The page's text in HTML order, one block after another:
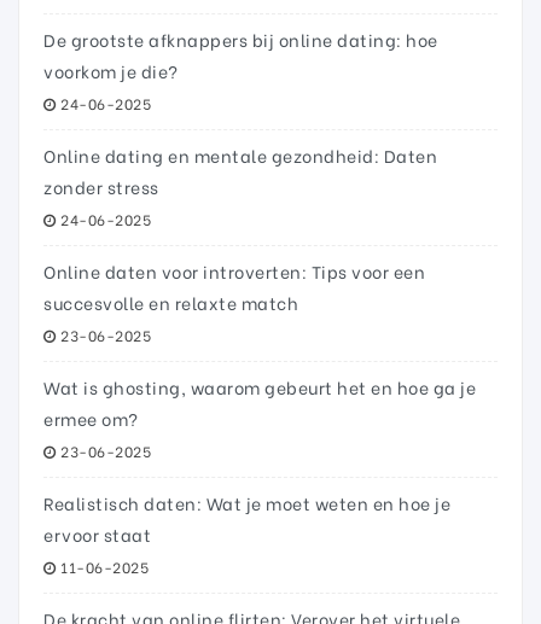
De grootste afknappers bij online dating: hoe
voorkom je die?
24-06-2025
Online dating en mentale gezondheid: Daten
zonder stress
24-06-2025
Online daten voor introverten: Tips voor een
succesvolle en relaxte match
23-06-2025
Wat is ghosting, waarom gebeurt het en hoe ga je
ermee om?
23-06-2025
Realistisch daten: Wat je moet weten en hoe je
ervoor staat
11-06-2025